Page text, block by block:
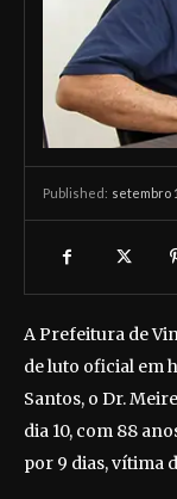
Published: setembro
A Prefeitura de
de luto oficial em
Santos, o Dr.
dia 10, com 88
por 9 dias, vítima